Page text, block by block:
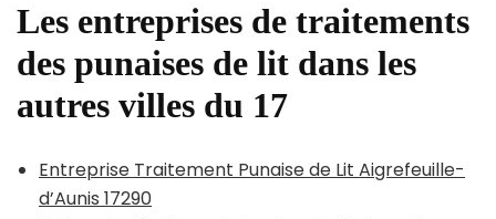
Les entreprises de traitements
des punaises de lit dans les
autres villes du 17
Entreprise Traitement Punaise de Lit Aigrefeuille-
d’Aunis 17290